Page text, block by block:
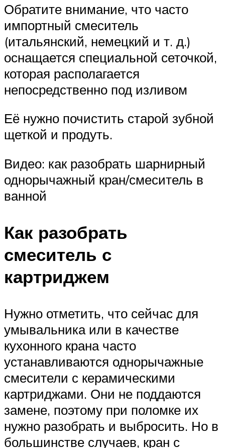
Обратите внимание, что часто
импортный смеситель
(итальянский, немецкий и т. д.)
оснащается специальной сеточкой,
которая располагается
непосредственно под изливом
Её нужно почистить старой зубной
щеткой и продуть.
Видео: как разобрать шарнирный
однорычажный кран/смеситель в
ванной
Как разобрать
смеситель с
картриджем
Нужно отметить, что сейчас для
умывальника или в качестве
кухонного крана часто
устанавливаются однорычажные
смесители с керамическими
картриджами. Они не поддаются
замене, поэтому при поломке их
нужно разобрать и выбросить. Но в
большинстве случаев, кран с